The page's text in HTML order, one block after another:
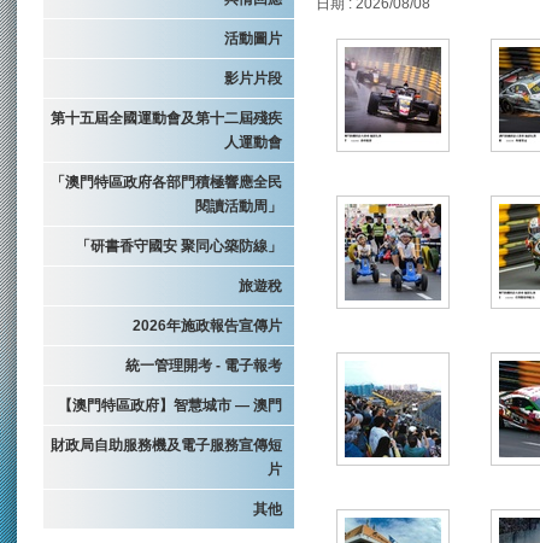
活動圖片
影片片段
第十五屆全國運動會及第十二屆殘疾
人運動會
「澳門特區政府各部門積極響應全民
閱讀活動周」
「研書香守國安 聚同心築防線」
旅遊稅
2026年施政報告宣傳片
統一管理開考 - 電子報考
【澳門特區政府】智慧城市 — 澳門
財政局自助服務機及電子服務宣傳短
片
其他
日期 : 2026/08/08